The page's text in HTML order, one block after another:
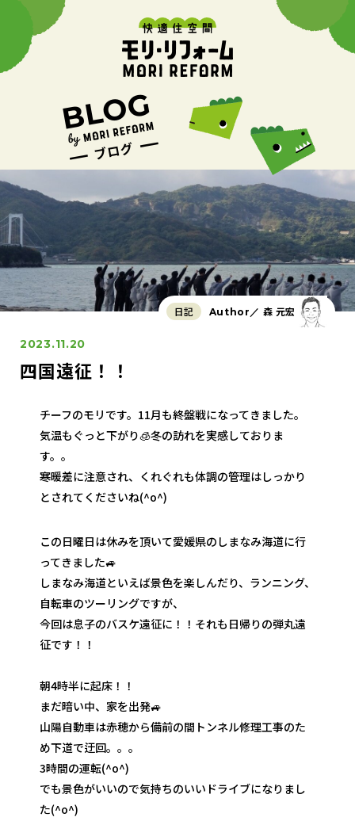
日記 Author／ 森 元宏
2023.11.20
四国遠征！！
チーフのモリです。11月も終盤戦になってきました。
気温もぐっと下がり🧊冬の訪れを実感しておりま
す。。
寒暖差に注意され、くれぐれも体調の管理はしっかり
とされてくださいね(^o^)
この日曜日は休みを頂いて愛媛県のしまなみ海道に行
ってきました🚙
しまなみ海道といえば景色を楽しんだり、ランニング、
自転車のツーリングですが、
今回は息子のバスケ遠征に！！それも日帰りの弾丸遠
征です！！
朝4時半に起床！！
まだ暗い中、家を出発🚙
山陽自動車は赤穂から備前の間トンネル修理工事のた
め下道で迂回。。。
3時間の運転(^o^)
でも景色がいいので気持ちのいいドライブになりまし
た(^o^)